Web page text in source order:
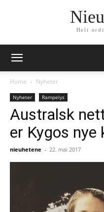
Helt
Home Nyheter
Nyheter Rampelys
Australsk
er Kygos
nieuhetene - 22. mai 2017